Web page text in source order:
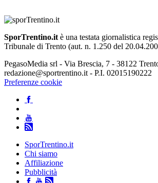
SporTrentino.it è una testata giornalistica
Tribunale di Trento (aut. n. 1.250 del
PegasoMedia srl - Via Brescia, 7 - 38122
redazione@sportrentino.it - P.I. 02015190222
Preferenze cookie
SporTrentino.it
Chi siamo
Affiliazione
Pubblicità